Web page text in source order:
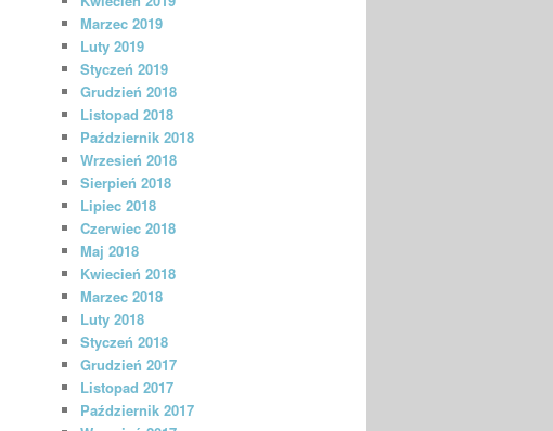
Marzec 2019
Luty 2019
Styczeń 2019
Grudzień 2018
Listopad 2018
Październik 2018
Wrzesień 2018
Sierpień 2018
Lipiec 2018
Czerwiec 2018
Maj 2018
Kwiecień 2018
Marzec 2018
Luty 2018
Styczeń 2018
Grudzień 2017
Listopad 2017
Październik 2017